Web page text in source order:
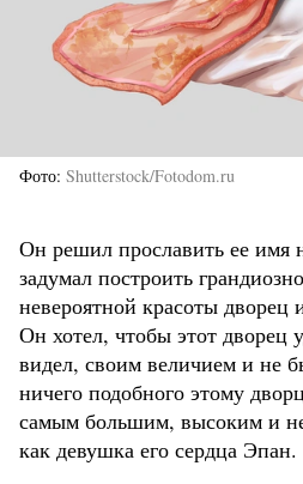
Фото Shutterstock/Fotodom.ru
Он решил прославить ее имя
задумал построить
невероятной красоты дворец
Он хотел, чтобы этот дворец
видел, своим величием и не
ничего подобного этому
самым большим, высоким и
как девушка его сердца Эпан.